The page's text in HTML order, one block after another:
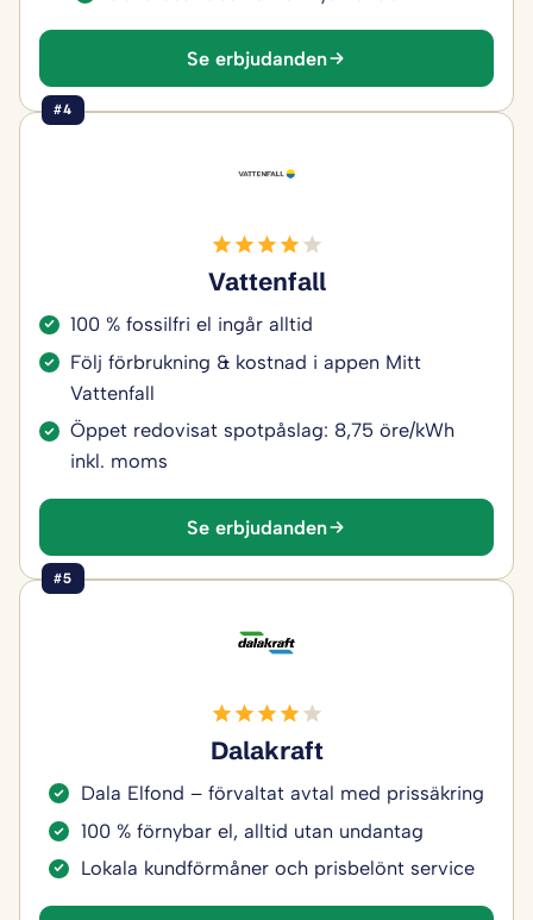
Se erbjudanden
#4
Vattenfall
100 % fossilfri el ingår alltid
Följ förbrukning & kostnad i appen Mitt
Vattenfall
Öppet redovisat spotpåslag: 8,75 öre/kWh
inkl. moms
Se erbjudanden
#5
Dalakraft
Dala Elfond – förvaltat avtal med prissäkring
100 % förnybar el, alltid utan undantag
Lokala kundförmåner och prisbelönt service